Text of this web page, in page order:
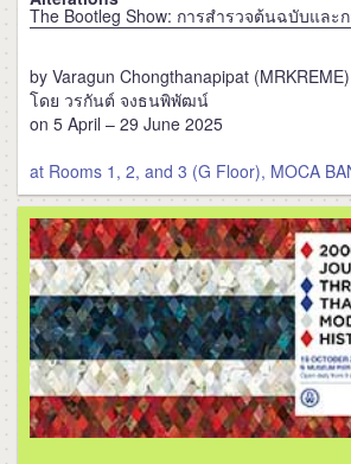
The Bootleg Show: การสำรวจต้นฉบับและ
by Varagun Chongthanapipat (MRKREME)
โดย วรกันต์ จงธนพิพัฒน์
on 5 April – 29 June 2025
at Rooms 1, 2, and 3 (G Floor), MOCA